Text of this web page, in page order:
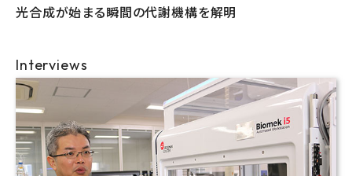
光合成が始まる瞬間の代謝機構を解明
Interviews